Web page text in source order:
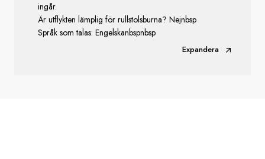
ingår.
Är utflykten lämplig för rullstolsburna? Nejnbsp
Språk som talas: Engelskanbspnbsp
Expandera